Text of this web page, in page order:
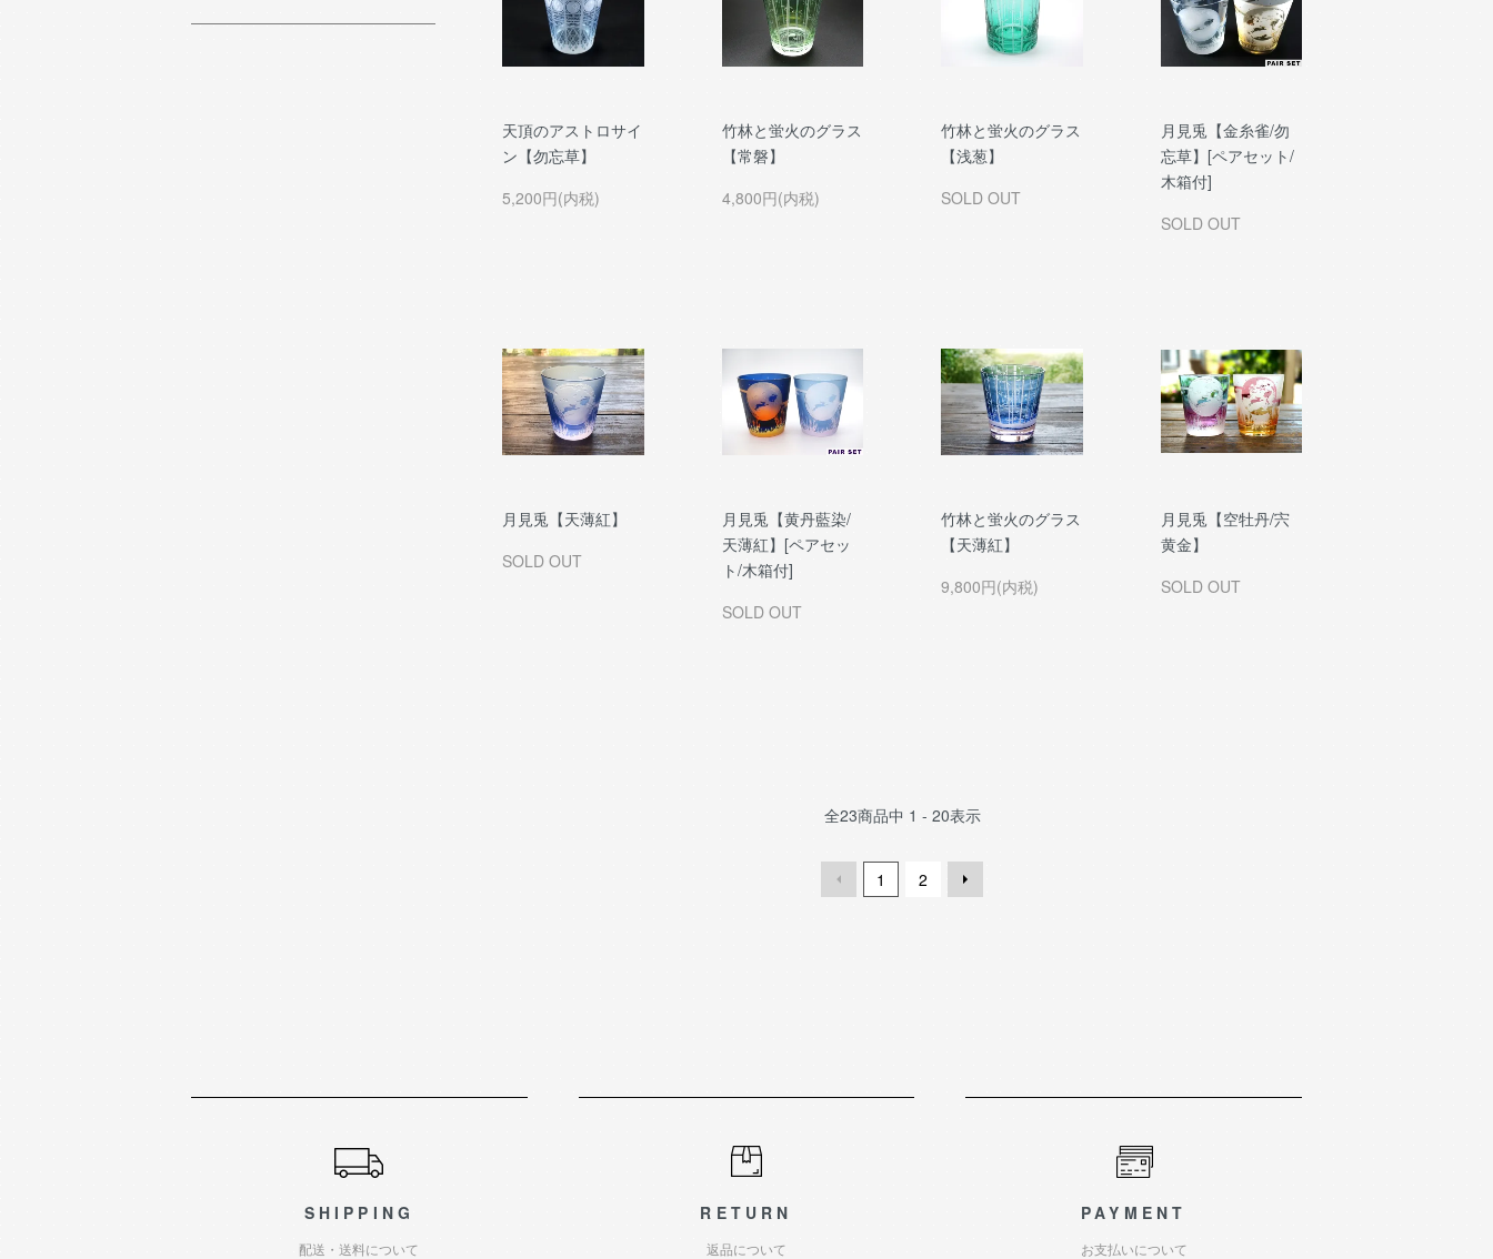
天頂のアストロサイ
ン【勿忘草】
5,200円(内税)
竹林と蛍火のグラス
【常磐】
4,800円(内税)
竹林と蛍火のグラス
【浅葱】
SOLD OUT
月見兎【金糸雀/勿
忘草】[ペアセット/
木箱付]
SOLD OUT
月見兎【天薄紅】
SOLD OUT
月見兎【黄丹藍染/
天薄紅】[ペアセッ
ト/木箱付]
SOLD OUT
竹林と蛍火のグラス
【天薄紅】
9,800円(内税)
月見兎【空牡丹/宍
黄金】
SOLD OUT
全23商品中 1 - 20表示
1 2
SHIPPING
配送・送料について
RETURN
返品について
PAYMENT
お支払いについて